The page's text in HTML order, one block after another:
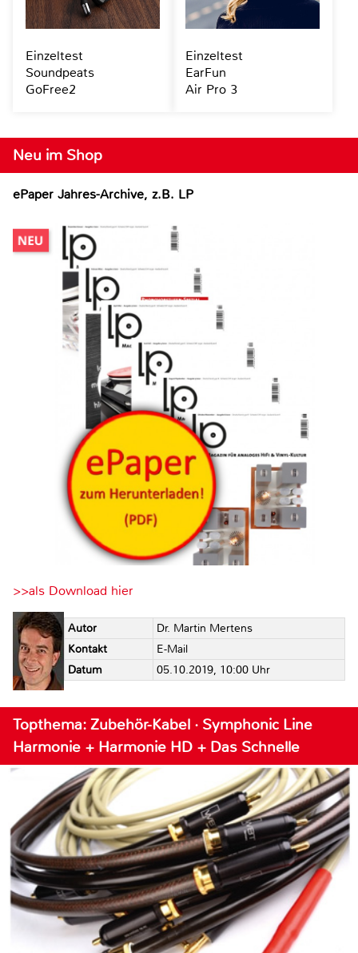
Neu im Shop
ePaper Jahres-Archive, z.B. LP
>>als Download hier
Autor
Dr. Martin Mertens
Kontakt
E-Mail
Datum
05.10.2019, 10:00 Uhr
Topthema: Zubehör-Kabel · Symphonic Line
Harmonie + Harmonie HD + Das Schnelle
Einzeltest
Soundpeats
GoFree2
Einzeltest
EarFun
Air Pro 3